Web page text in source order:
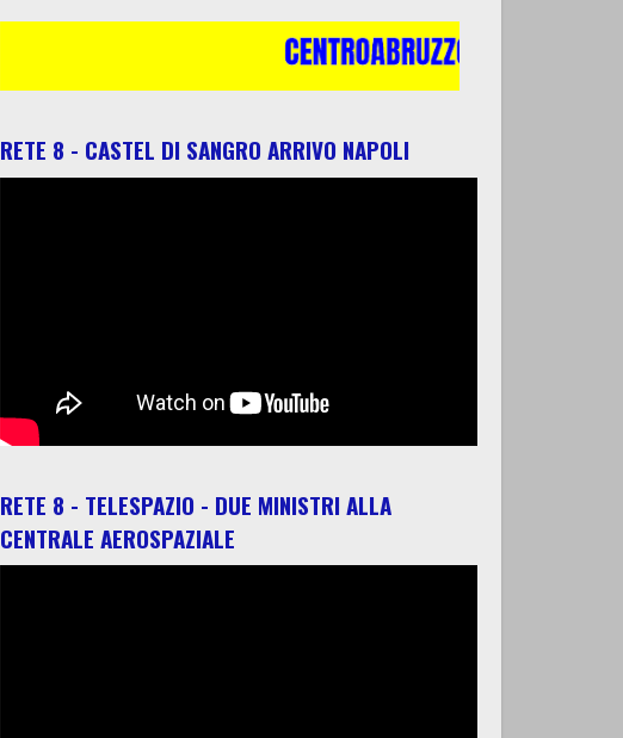
RETE 8 - CASTEL DI SANGRO ARRIVO NAPOLI
RETE 8 - TELESPAZIO - DUE MINISTRI ALLA
CENTRALE AEROSPAZIALE